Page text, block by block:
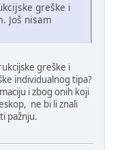
greške i
Još nisam
greške i
individualnog tipa?
i zbog onih koji
ne bi li znali
pažnju.